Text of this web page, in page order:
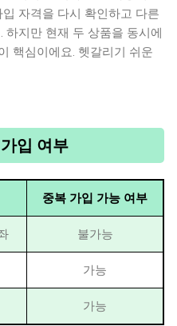
자격을 다시 확인하고 다른
하지만 현재 두 상품을 동시에
핵심이에요. 헷갈리기 쉬운
입 여부
중복 가입 가능 여부
불가능
가능
가능